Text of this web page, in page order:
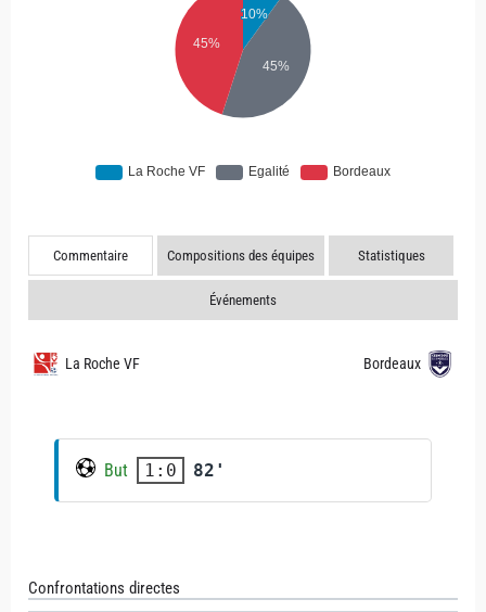
Commentaire Compositions des équipes Statistiques
Événements
La Roche VF Bordeaux
But 1:0 82'
Confrontations directes